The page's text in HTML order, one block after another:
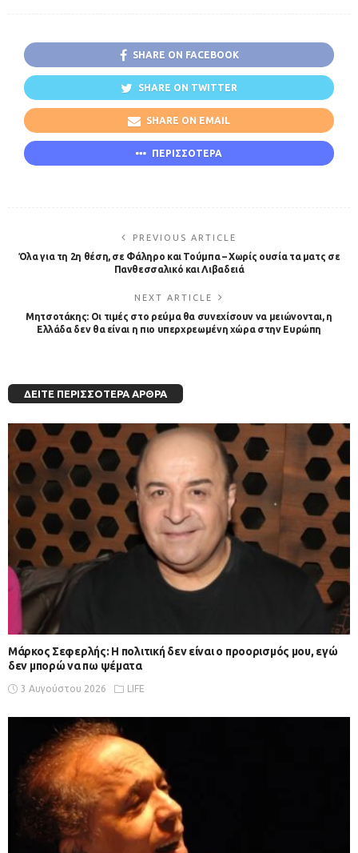
SHARE ON FACEBOOK
SHARE ON TWITTER
SHARE ON EMAIL
ΠΕΡΙΣΣΟΤΕΡΑ
PREVIOUS ARTICLE
Όλα για τη 2η θέση, σε Φάληρο και Τούμπα – Χωρίς ουσία τα ματς σε
Πανθεσσαλικό και Λιβαδειά
NEXT ARTICLE
Μητσοτάκης: Οι τιμές στο ρεύμα θα συνεχίσουν να μειώνονται, η
Ελλάδα δεν θα είναι η πιο υπερχρεωμένη χώρα στην Ευρώπη
ΔΕΊΤΕ ΠΕΡΙΣΣΌΤΕΡΑ ΆΡΘΡΑ
Μάρκος Σεφερλής: Η πολιτική δεν είναι ο προορισμός μου, εγώ
δεν μπορώ να πω ψέματα
3 Αυγούστου 2026 LIFE